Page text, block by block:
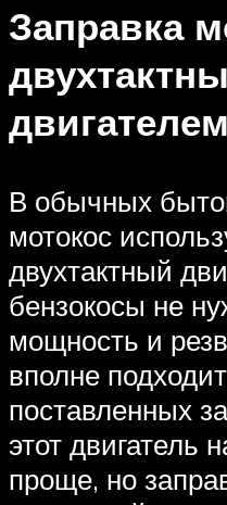
Заправка
двигателем
В обычных
мотокос
двухтактный
бензокосы не
мощность и
вполне
поставленных
этот двигатель
проще, но